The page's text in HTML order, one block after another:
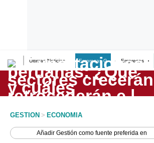
Últimas Noticias Empresas G Empresas
Lo último
Peru Quiosco
GESTION > ECONOMIA
AñadirGestión como fuente preferida en